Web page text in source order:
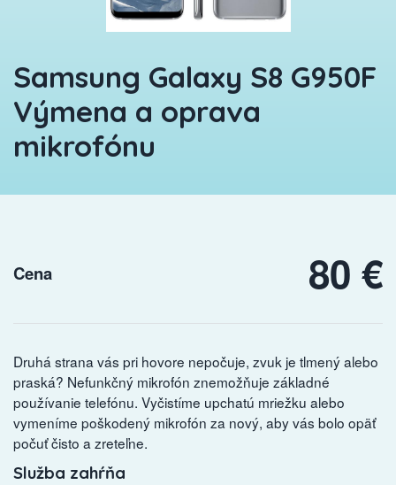
Samsung Galaxy S8 G950F
Výmena a oprava
mikrofónu
Cena 80 €
Druhá strana vás pri hovore nepočuje, zvuk je tlmený alebo
praská? Nefunkčný mikrofón znemožňuje základné
používanie telefónu. Vyčistíme upchatú mriežku alebo
vymeníme poškodený mikrofón za nový, aby vás bolo opäť
počuť čisto a zreteľne.
Služba zahŕňa